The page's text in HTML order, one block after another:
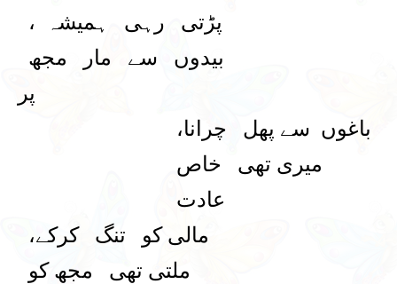
پڑتی رہی ہمیشہ ،
بیدوں سے مار مجھ
پر
باغوں سے پھل چرانا،
میری تھی خاص
عادت
مالی کو تنگ کرکے،
ملتی تھی مجھ کو